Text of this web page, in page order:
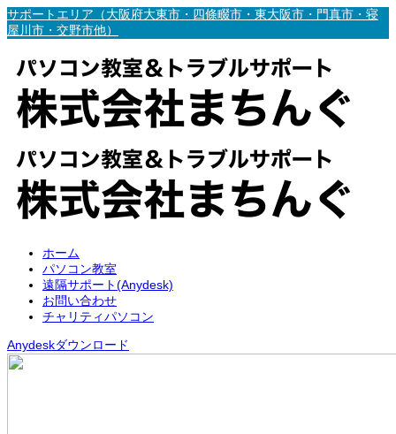
サポートエリア（大阪府大東市・四條畷市・東大阪市・門真市・寝
屋川市・交野市他）
ホーム
パソコン教室
遠隔サポート(Anydesk)
お問い合わせ
チャリティパソコン
Anydeskダウンロード